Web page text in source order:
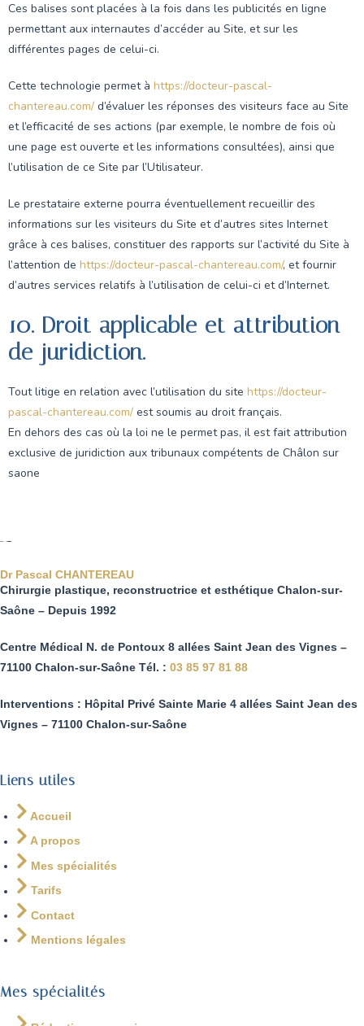
Ces balises sont placées à la fois dans les publicités en ligne
permettant aux internautes d’accéder au Site, et sur les
différentes pages de celui-ci.
Cette technologie permet à https://docteur-pascal-
chantereau.com/ d’évaluer les réponses des visiteurs face au Site
et l’efficacité de ses actions (par exemple, le nombre de fois où
une page est ouverte et les informations consultées), ainsi que
l’utilisation de ce Site par l’Utilisateur.
Le prestataire externe pourra éventuellement recueillir des
informations sur les visiteurs du Site et d’autres sites Internet
grâce à ces balises, constituer des rapports sur l’activité du Site à
l’attention de https://docteur-pascal-chantereau.com/, et fournir
d’autres services relatifs à l’utilisation de celui-ci et d’Internet.
10. Droit applicable et attribution
de juridiction.
Tout litige en relation avec l’utilisation du site https://docteur-
pascal-chantereau.com/ est soumis au droit français.
En dehors des cas où la loi ne le permet pas, il est fait attribution
exclusive de juridiction aux tribunaux compétents de Châlon sur
saone
Dr Pascal CHANTEREAU
Chirurgie plastique, reconstructrice et esthétique Chalon-sur-
Saône – Depuis 1992
Centre Médical N. de Pontoux 8 allées Saint Jean des Vignes –
71100 Chalon-sur-Saône Tél. : 03 85 97 81 88
Interventions : Hôpital Privé Sainte Marie 4 allées Saint Jean des
Vignes – 71100 Chalon-sur-Saône
Liens utiles
Accueil
A propos
Mes spécialités
Tarifs
Contact
Mentions légales
Mes spécialités